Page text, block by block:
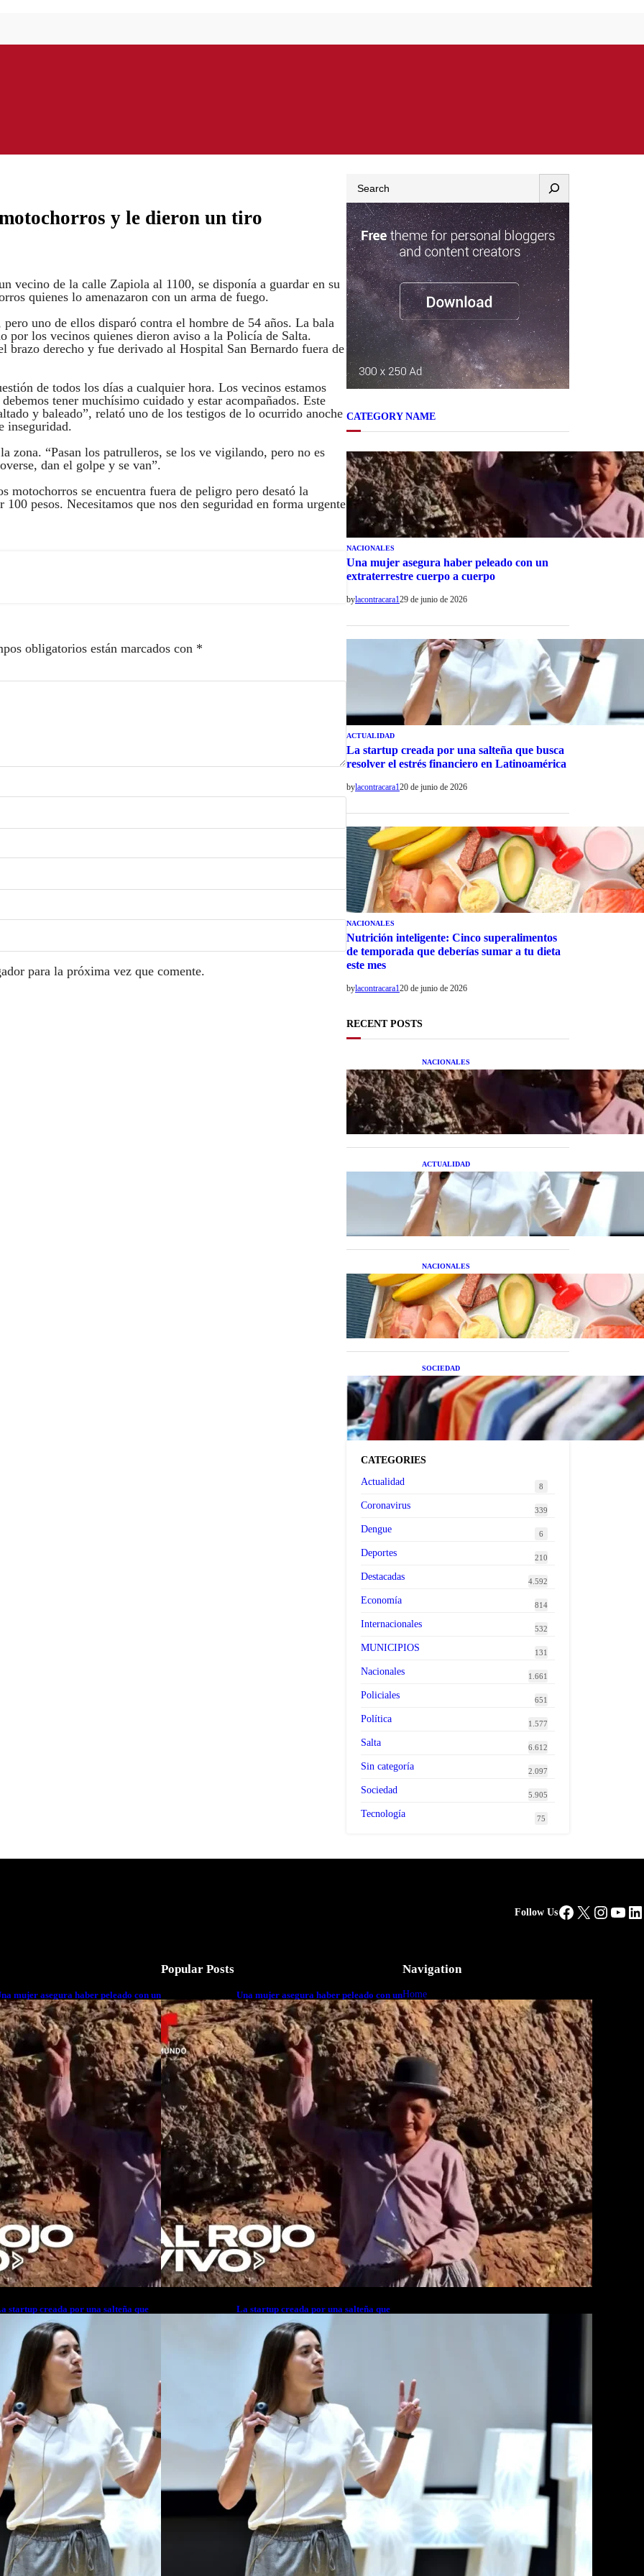
y le dieron un tiro
vecino de la calle Zapiola al 1100, se disponía a guardar en su
quienes lo amenazaron con un arma de fuego.
uno de ellos disparó contra el hombre de 54 años. La bala
por los vecinos quienes dieron aviso a la Policía de Salta.
brazo derecho y fue derivado al Hospital San Bernardo fuera de
de todos los días a cualquier hora. Los vecinos estamos
tener muchísimo cuidado y estar acompañados. Este
y baleado”, relató uno de los testigos de lo ocurrido anoche
inseguridad.
zona. “Pasan los patrulleros, se los ve vigilando, pero no es
dan el golpe y se van”.
motochorros se encuentra fuera de peligro pero desató la
pesos. Necesitamos que nos den seguridad en forma urgente
obligatorios están marcados con *
para la próxima vez que comente.
CATEGORY NAME
NACIONALES
Una mujer asegura haber peleado con un
extraterrestre cuerpo a cuerpo
bylacontracara129 de junio de 2026
ACTUALIDAD
La startup creada por una salteña que busca
resolver el estrés financiero en Latinoamérica
bylacontracara120 de junio de 2026
NACIONALES
Nutrición inteligente: Cinco superalimentos
de temporada que deberías sumar a tu dieta
este mes
bylacontracara120 de junio de 2026
RECENT POSTS
NACIONALES
Una mujer asegura haber
peleado con un extraterrestre
cuerpo a cuerpo
ACTUALIDAD
La startup creada por una
salteña que busca resolver el
estrés financiero en
Latinoamérica
NACIONALES
Nutrición inteligente: Cinco
superalimentos de temporada
que deberías sumar a tu dieta
este mes
SOCIEDAD
Las grandes marcas globales
se suman a la tendencia de la
ropa de segunda mano
premium
CATEGORIES
Actualidad
8
Coronavirus 339
Dengue 6
Deportes 210
Destacadas 4.592
Economía 814
Internacionales 532
MUNICIPIOS 131
Nacionales 1.661
Policiales 651
Política 1.577
Salta 6.612
Sin categoría 2.097
Sociedad 5.905
Tecnología 75
Follow UsFacebook
X
mujer asegura haber peleado con un
cuerpo a cuerpo
startup creada por una salteña que
resolver el estrés financiero en
Popular Posts
Una mujer asegura haber peleado con un
extraterrestre cuerpo a cuerpo
La startup creada por una salteña que
busca resolver el estrés financiero en
Latinoamérica
Navigation
Home
Business
Lifestyle
Magazine
Photography
Travel
Technology